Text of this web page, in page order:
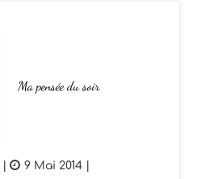
Ma pensée du soir
| 9 Mai 2014 |